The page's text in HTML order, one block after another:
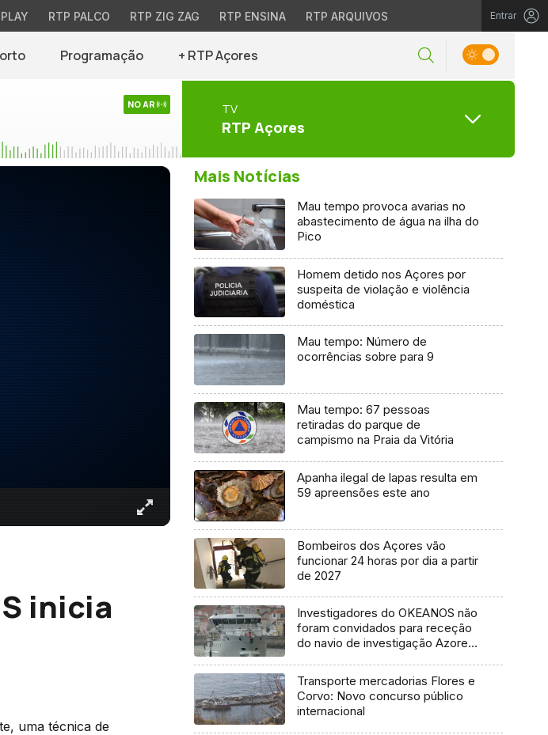
RTP PALCO RTP ZIG ZAG RTP ENSINA RTP ARQUIVOS Entrar
Programação + RTP Açores
NO AR TV
RTP Açores
inicia
uma técnica de
Mais Notícias
Mau tempo provoca avarias no
abastecimento de água na ilha do
Pico
Homem detido nos Açores por
suspeita de violação e violência
doméstica
Mau tempo: Número de
ocorrências sobre para 9
Mau tempo: 67 pessoas
retiradas do parque de
campismo na Praia da Vitória
Apanha ilegal de lapas resulta em
59 apreensões este ano
Bombeiros dos Açores vão
funcionar 24 horas por dia a partir
de 2027
Investigadores do OKEANOS não
foram convidados para receção
do navio de investigação Azores
Transporte mercadorias Flores e
Corvo: Novo concurso público
internacional